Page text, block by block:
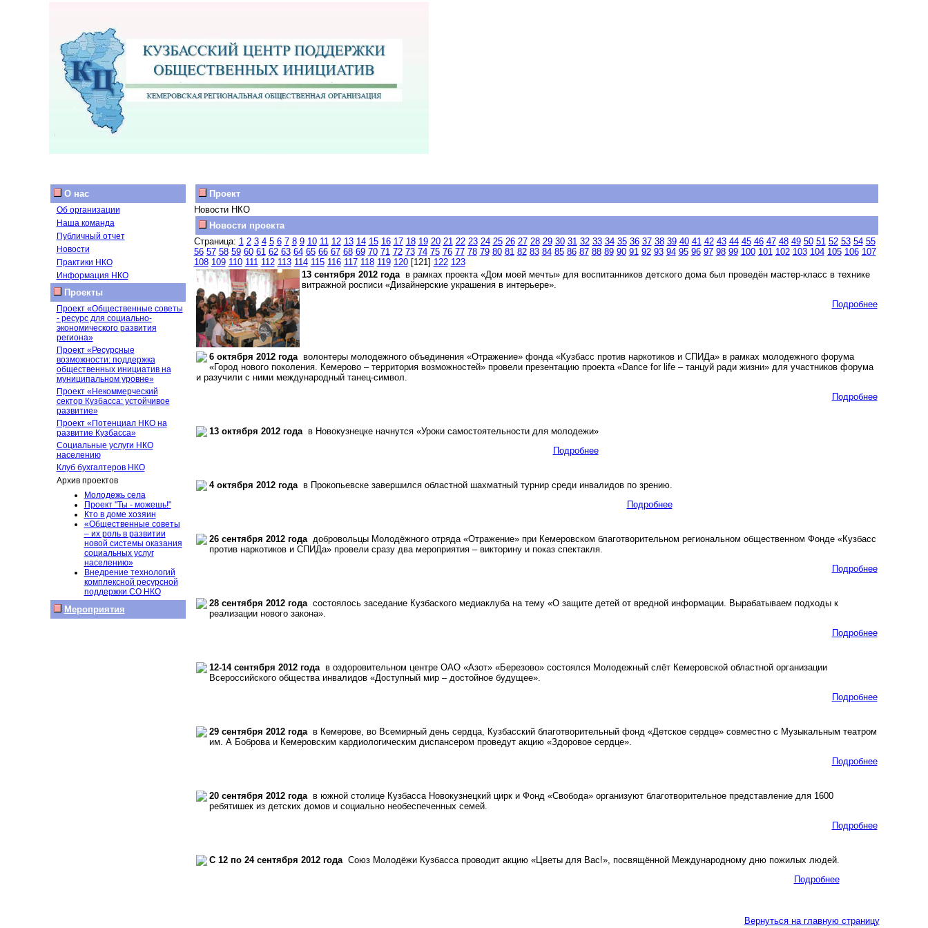
О нас
Об организации
Наша команда
Публичный отчет
Новости
Практики НКО
Информация НКО
Проекты
Проект «Общественные советы
- ресурс для социально-
экономического развития
региона»
Проект «Ресурсные
возможности: поддержка
общественных инициатив на
муниципальном уровне»
Проект «Некоммерческий
сектор Кузбасса: устойчивое
развитие»
Проект «Потенциал НКО на
развитие Кузбасса»
Социальные услуги НКО
населению
Клуб бухгалтеров НКО
Архив проектов
Молодежь села
Проект "Ты - можешь!"
Кто в доме хозяин
«Общественные советы
– их роль в развитии
новой системы оказания
социальных услуг
населению»
Внедрение технологий
комплексной ресурсной
поддержки СО НКО
Мероприятия
Проект
Новости НКО
Новости проекта
Страница: 1 2 3 4 5 6 7 8 9 10 11 12 13 14 15 16 17 18 19 20 21 22 23 24 25 26 27 28 29 30 31 32 33 34 35 36 37 38 39 40 41 42 43 44 45 46 47 48 49 50 51 52 53 54 55
56 57 58 59 60 61 62 63 64 65 66 67 68 69 70 71 72 73 74 75 76 77 78 79 80 81 82 83 84 85 86 87 88 89 90 91 92 93 94 95 96 97 98 99 100 101 102 103 104 105 106 107
108 109 110 111 112 113 114 115 116 117 118 119 120[121] 122 123
13 сентября 2012 годав рамках проекта «Дом моей мечты» для воспитанников детского дома был проведён мастер-класс в технике
витражной росписи «Дизайнерские украшения в интерьере».
Подробнее
6 октября 2012 годаволонтеры молодежного объединения «Отражение» фонда «Кузбасс против наркотиков и СПИДа» в рамках молодежного форума
«Город нового поколения. Кемерово – территория возможностей» провели презентацию проекта «Dance for life – танцуй ради жизни» для участников форума
и разучили с ними международный танец-символ.
Подробнее
13 октября 2012 годав Новокузнецке начнутся «Уроки самостоятельности для молодежи»
Подробнее
4 октября 2012 годав Прокопьевске завершился областной шахматный турнир среди инвалидов по зрению.
Подробнее
26 сентября 2012 годадобровольцы Молодёжного отряда «Отражение» при Кемеровском благотворительном региональном общественном Фонде «Кузбасс
против наркотиков и СПИДа» провели сразу два мероприятия – викторину и показ спектакля.
Подробнее
28 сентября 2012 годасостоялось заседание Кузбаского медиаклуба на тему «О защите детей от вредной информации. Вырабатываем подходы к
реализации нового закона».
Подробнее
12-14 сентября 2012 годав оздоровительном центре ОАО «Азот» «Березово» состоялся Молодежный слёт Кемеровской областной организации
Всероссийского общества инвалидов «Доступный мир – достойное будущее».
Подробнее
29 сентября 2012 годав Кемерове, во Всемирный день сердца, Кузбасский благотворительный фонд «Детское сердце» совместно с Музыкальным театром
им. А Боброва и Кемеровским кардиологическим диспансером проведут акцию «Здоровое сердце».
Подробнее
20 сентября 2012 годав южной столице Кузбасса Новокузнецкий цирк и Фонд «Свобода» организуют благотворительное представление для 1600
ребятишек из детских домов и социально необеспеченных семей.
Подробнее
С 12 по 24 сентября 2012 годаСоюз Молодёжи Кузбасса проводит акцию «Цветы для Вас!», посвящённой Международному дню пожилых людей.
Подробнее
Вернуться на главную страницу